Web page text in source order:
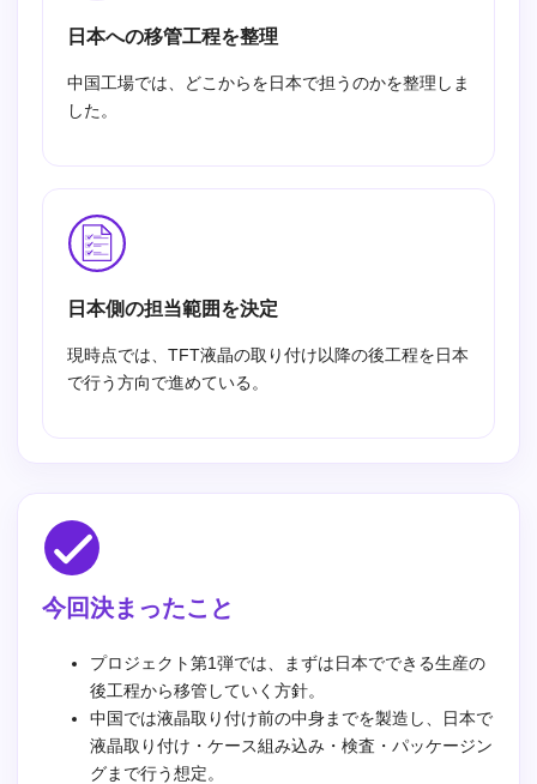
日本への移管工程を整理
中国工場では、どこからを日本で担うのかを整理しま
した。
日本側の担当範囲を決定
現時点では、TFT液晶の取り付け以降の後工程を日本
で行う方向で進めている。
今回決まったこと
プロジェクト第1弾では、まずは日本でできる生産の
後工程から移管していく方針。
中国では液晶取り付け前の中身までを製造し、日本で
液晶取り付け・ケース組み込み・検査・パッケージン
グまで行う想定。